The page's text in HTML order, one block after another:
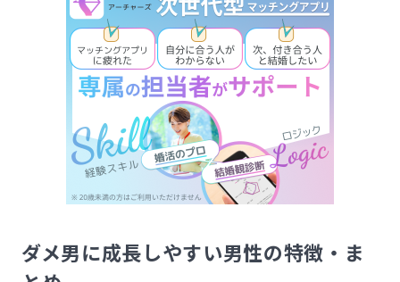
ダメ男に成長しやすい男性の特徴・ま